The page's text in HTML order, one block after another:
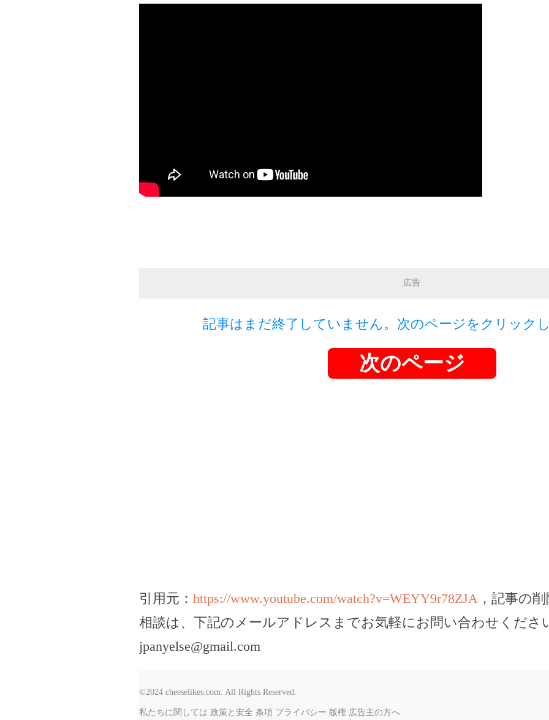
広告
記事はまだ終了していません。次のページをクリック
次のページ
引用元： https://www.youtube.com/watch?v=WEYY9r78ZJA ，記事の
相談は、下記のメールアドレスまでお気軽にお問い合わせくださ
jpanyelse@gmail.com
©2024 cheeselikes.com. All Rights Reserved.
私たちに関しては 政策と安全 条項 プライバシー 版権 広告主の方へ